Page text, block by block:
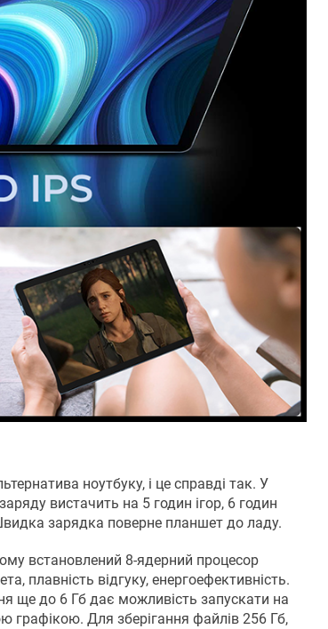
ноутбуку, і це справді так. У
вистачить на 5 годин ігор, 6 годин
зарядка поверне планшет до ладу.
встановлений 8-ядерний процесор
плавність відгуку, енергоефективність.
ще до 6 Гб дає можливість запускати на
графікою. Для зберігання файлів 256 Гб,